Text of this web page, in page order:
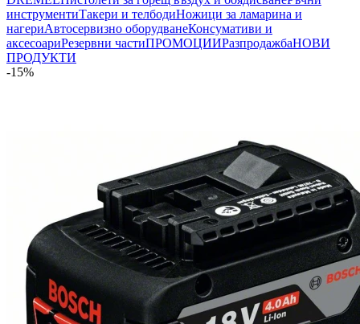
инструментиТакери и телбодиНожици за ламарина и
нагериАвтосервизно оборудванеКонсумативи и
аксесоариРезервни частиПРОМОЦИИРазпродажбаНОВИ
ПРОДУКТИ
-15%